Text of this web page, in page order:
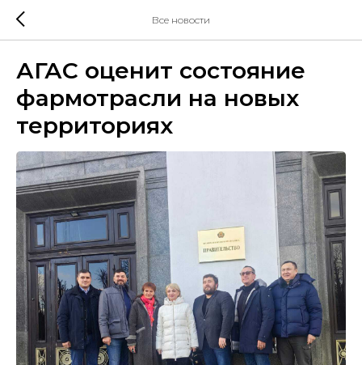
Все новости
АГАС оценит состояние
фармотрасли на новых
территориях